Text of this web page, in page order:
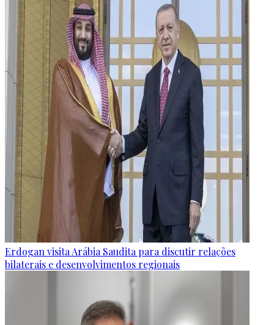
Erdogan visita Arábia Saudita para discutir relações
bilaterais e desenvolvimentos regionais